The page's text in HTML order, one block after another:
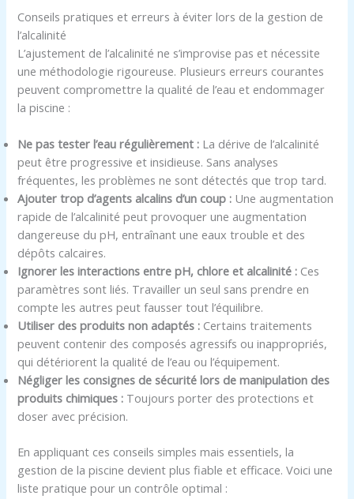
Conseils pratiques et erreurs à éviter lors de la gestion de
l’alcalinité
L’ajustement de l’alcalinité ne s’improvise pas et nécessite
une méthodologie rigoureuse. Plusieurs erreurs courantes
peuvent compromettre la qualité de l’eau et endommager
la piscine :
Ne pas tester l’eau régulièrement : La dérive de l’alcalinité
peut être progressive et insidieuse. Sans analyses
fréquentes, les problèmes ne sont détectés que trop tard.
Ajouter trop d’agents alcalins d’un coup : Une augmentation
rapide de l’alcalinité peut provoquer une augmentation
dangereuse du pH, entraînant une eaux trouble et des
dépôts calcaires.
Ignorer les interactions entre pH, chlore et alcalinité : Ces
paramètres sont liés. Travailler un seul sans prendre en
compte les autres peut fausser tout l’équilibre.
Utiliser des produits non adaptés : Certains traitements
peuvent contenir des composés agressifs ou inappropriés,
qui détériorent la qualité de l’eau ou l’équipement.
Négliger les consignes de sécurité lors de manipulation des
produits chimiques : Toujours porter des protections et
doser avec précision.
En appliquant ces conseils simples mais essentiels, la
gestion de la piscine devient plus fiable et efficace. Voici une
liste pratique pour un contrôle optimal :